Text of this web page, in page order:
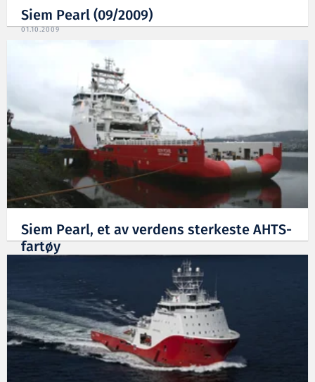
Siem Pearl (09/2009)
01.10.2009
Siem Pearl, et av verdens sterkeste AHTS-
fartøy